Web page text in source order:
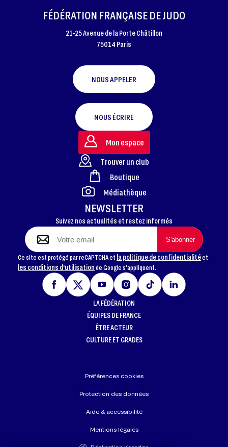
FOOTER
FÉDÉRATION FRANÇAISE DE JUDO
21-25 Avenue de la Porte Châtillon
75014 Paris
NOUS APPELER
NOUS ÉCRIRE
NEWSLETTER
Suivez nos actualités et restez informés
Ce site est protégé par reCAPTCHA et la politique de confidentialitéet
les conditions d'utilisationde Google s'appliquent.
Mon espace
Trouver un club
Boutique
Médiathèque
LA FÉDÉRATION
ÉQUIPES DE FRANCE
ÊTRE ACTEUR
CULTURE ET GRADES
Préférences cookies
Protection des données
Aide & accessibilité
Mentions légales